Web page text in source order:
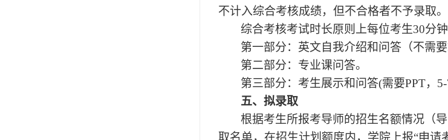
不计入综合考核成绩，但不合格者不予录取。
综合考核考试时长原则上每位考生30分
第一部分：英文自我介绍和问答（不需要
第二部分：专业课问答。
第三部分：考生展示和问答(需要PPT，
五、拟录取
根据考生所报考导师的招生名额情况（
取名单，在招生计划额度内，学院上报“申